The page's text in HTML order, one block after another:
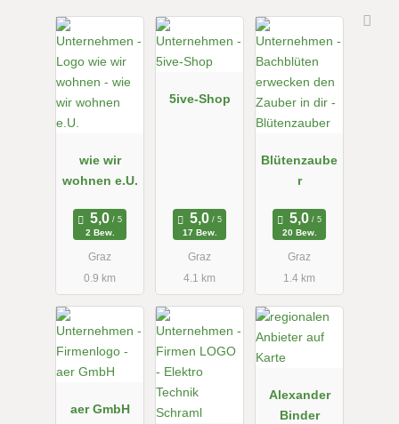
wie wir
wohnen e.U.
2 Bew.
Graz
0.9 km
5ive-Shop
17 Bew.
Graz
4.1 km
Blütenzaube
r
20 Bew.
Graz
1.4 km
aer GmbH
Alexander
Binder